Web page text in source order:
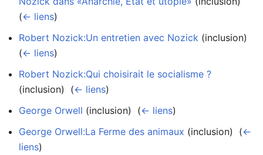
(← liens)
Robert Nozick:Un entretien avec Nozick (inclusion) ‎
(← liens)
Robert Nozick:Qui choisirait le socialisme ?
(inclusion) ‎ (← liens)
George Orwell (inclusion) ‎ (← liens)
George Orwell:La Ferme des animaux (inclusion) ‎ (←
liens)